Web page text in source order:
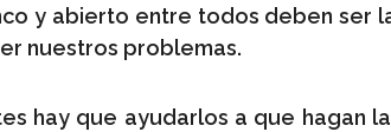
y abierto entre todos deben ser
nuestros problemas.
hay que ayudarlos a que hagan